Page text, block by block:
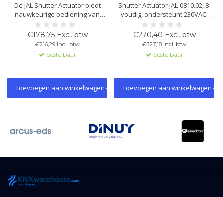
De JAL Shutter Actuator biedt
nauwkeurige bediening van
maximaal 4 jaloezie- of
rolluikmotoren. Met functies
zoals automatische zonwering,
handmatige bediening, en
uitgebreide veiligheidsopties.
€178,75 Excl. btw
€216,29 Incl. btw
bestelbaar
Toevoegen aan winkelwagen
Shutter Actuator JAL-0810.02, 8-
voudig, ondersteunt 230VAC-
motoren tot 300W. Functies
omvatten automatische
zonnescherming, reis- en
stopinstellingen, handmatige
bediening met LED-indicator, en
€270,40 Excl. btw
€327,18 Incl. btw
bestelbaar
Toevoegen aan winkelwagen